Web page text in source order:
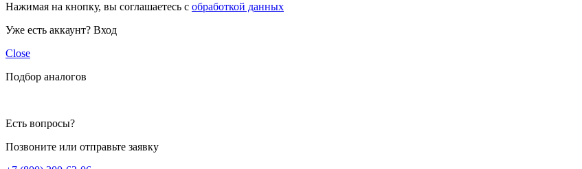
Нажимая на кнопку, вы соглашаетесь с обработкой данных
Уже есть аккаунт? Вход
Close
Подбор аналогов
Есть вопросы?
Позвоните или отправьте заявку